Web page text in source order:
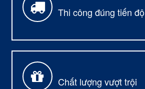
Thi công đúng tiến độ
Chất lượng vượt trội